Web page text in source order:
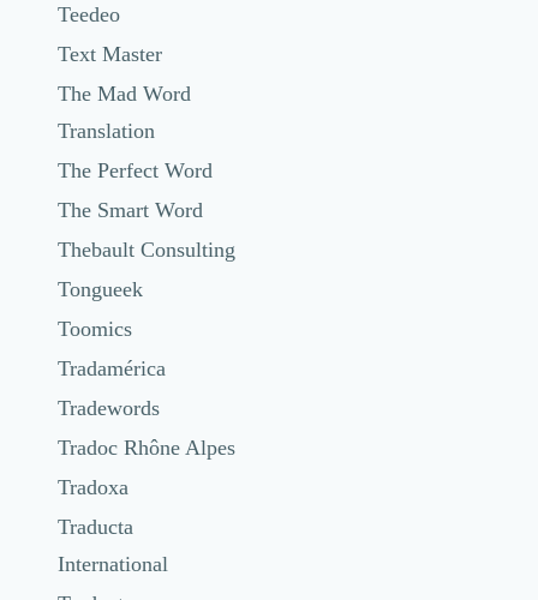
Teedeo
Text Master
The Mad Word
Translation
The Perfect Word
The Smart Word
Thebault Consulting
Tongueek
Toomics
Tradamérica
Tradewords
Tradoc Rhône Alpes
Tradoxa
Traducta
International